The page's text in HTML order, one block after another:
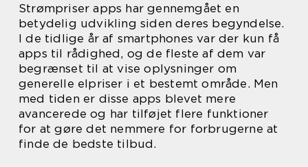
Strømpriser apps har gennemgået en
betydelig udvikling siden deres begyndelse.
I de tidlige år af smartphones var der kun få
apps til rådighed, og de fleste af dem var
begrænset til at vise oplysninger om
generelle elpriser i et bestemt område. Men
med tiden er disse apps blevet mere
avancerede og har tilføjet flere funktioner
for at gøre det nemmere for forbrugerne at
finde de bedste tilbud.